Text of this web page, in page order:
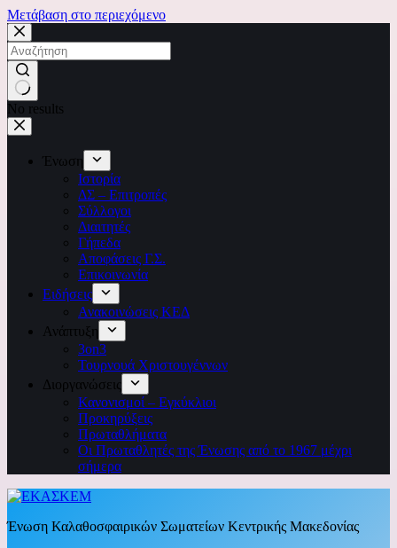
Μετάβαση στο περιεχόμενο
No results
Ένωση
Ιστορία
ΔΣ – Επιτροπές
Σύλλογοι
Διαιτητές
Γήπεδα
Αποφάσεις Γ.Σ.
Επικοινωνία
Ειδήσεις
Ανακοινώσεις ΚΕΔ
Ανάπτυξη
3on3
Τουρνουά Χριστουγέννων
Διοργανώσεις
Κανονισμοί – Εγκύκλιοι
Προκηρύξεις
Πρωταθλήματα
Οι Πρωταθλητές της Ένωσης από το 1967 μέχρι
σήμερα
Ένωση Καλαθοσφαιρικών Σωματείων Κεντρικής Μακεδονίας